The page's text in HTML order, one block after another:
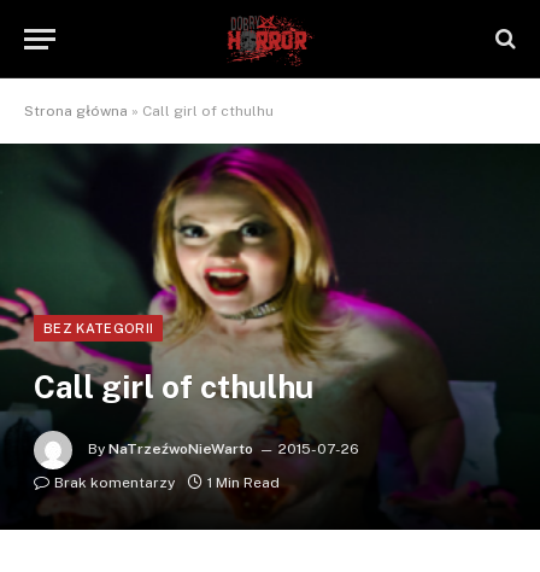
Strona główna » Call girl of cthulhu
BEZ KATEGORII
Call girl of cthulhu
By NaTrzeźwoNieWarto
2015-07-26
Brak komentarzy
1 Min Read